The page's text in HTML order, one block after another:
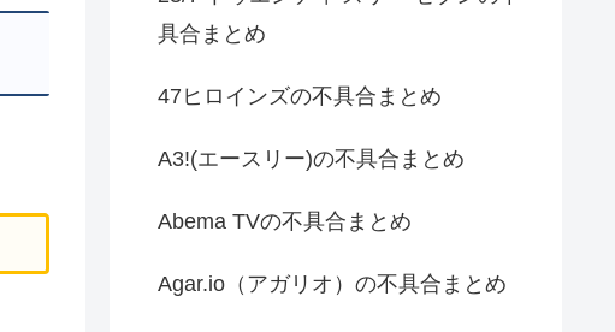
具合まとめ
47ヒロインズの不具合まとめ
A3!(エースリー)の不具合まとめ
Abema TVの不具合まとめ
Agar.io（アガリオ）の不具合まとめ